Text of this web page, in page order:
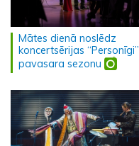
Mātes dienā noslēdz
koncertsērijas “Personīgi”
pavasara sezonu